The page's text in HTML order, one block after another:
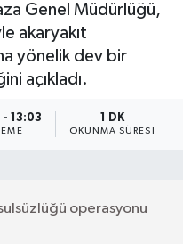
Genel Müdürlüğü,
akaryakıt
yönelik dev bir
açıkladı.
13:03 1 DK
OKUNMA SÜRESI
operasyonu